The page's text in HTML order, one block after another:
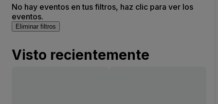
No hay eventos en tus filtros, haz clic para ver los
eventos.
Eliminar filtros
Visto recientemente